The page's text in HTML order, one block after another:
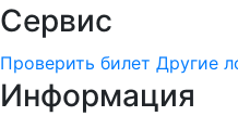
Сервис
Проверить билет Другие
Информация